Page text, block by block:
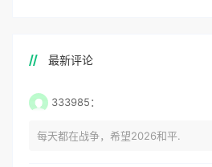
最新评论
333985：
每天都在战争，希望2026和平.